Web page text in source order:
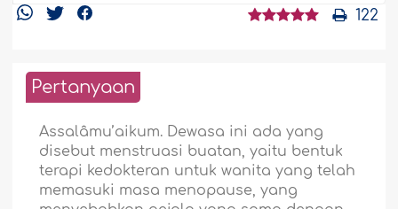
122
Pertanyaan
Assalâmu’aikum. Dewasa ini ada yang
disebut menstruasi buatan, yaitu bentuk
terapi kedokteran untuk wanita yang telah
memasuki masa menopause, yang